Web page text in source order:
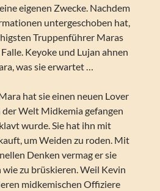
eigenen Zwecke. Nachdem
untergeschoben hat,
Truppenführer Maras
Keyoke und Lujan ahnen
was sie erwartet …
hat sie einen neuen Lover
der Welt Midkemia gefangen
wurde. Sie hat ihn mit
um Weiden zu roden. Mit
Denken vermag er sie
zu brüskieren. Weil Kevin
midkemischen Offiziere